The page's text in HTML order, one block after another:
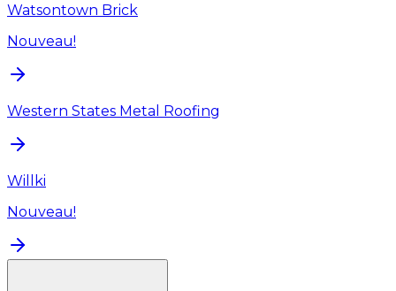
Watsontown Brick
Nouveau!
Western States Metal Roofing
Willki
Nouveau!